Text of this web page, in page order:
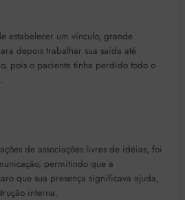
estabelecer um vínculo, grande
depois trabalhar sua saída até
pois o paciente tinha perdido todo o
de associações livres de idéias, foi
permitindo que a
que sua presença significava ajuda,
interna.